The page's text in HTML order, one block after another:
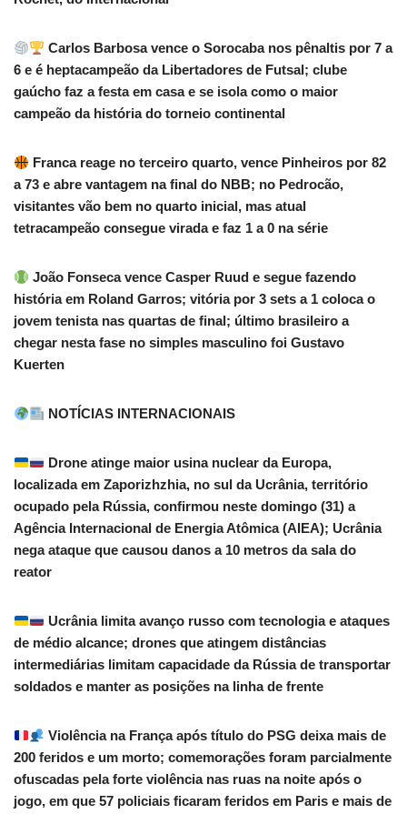
Carlos Barbosa vence o Sorocaba nos pênaltis por 7 a
6 e é heptacampeão da Libertadores de Futsal; clube
gaúcho faz a festa em casa e se isola como o maior
campeão da história do torneio continental
Franca reage no terceiro quarto, vence Pinheiros por 82
a 73 e abre vantagem na final do NBB; no Pedrocão,
visitantes vão bem no quarto inicial, mas atual
tetracampeão consegue virada e faz 1 a 0 na série
João Fonseca vence Casper Ruud e segue fazendo
história em Roland Garros; vitória por 3 sets a 1 coloca o
jovem tenista nas quartas de final; último brasileiro a
chegar nesta fase no simples masculino foi Gustavo
Kuerten
NOTÍCIAS INTERNACIONAIS
Drone atinge maior usina nuclear da Europa,
localizada em Zaporizhzhia, no sul da Ucrânia, território
ocupado pela Rússia, confirmou neste domingo (31) a
Agência Internacional de Energia Atômica (AIEA); Ucrânia
nega ataque que causou danos a 10 metros da sala do
reator
Ucrânia limita avanço russo com tecnologia e ataques
de médio alcance; drones que atingem distâncias
intermediárias limitam capacidade da Rússia de transportar
soldados e manter as posições na linha de frente
Violência na França após título do PSG deixa mais de
200 feridos e um morto; comemorações foram parcialmente
ofuscadas pela forte violência nas ruas na noite após o
jogo, em que 57 policiais ficaram feridos em Paris e mais de